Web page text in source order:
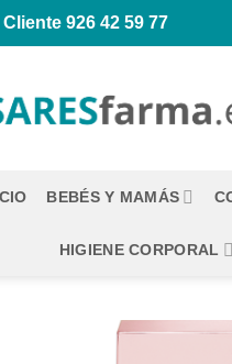
926 42 59 77
BEBÉS Y MAMÁS
HIGIENE CORPORAL